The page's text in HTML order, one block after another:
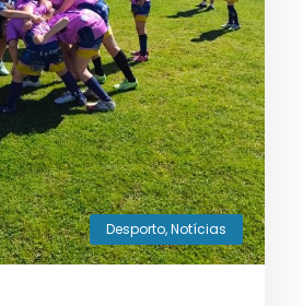
Desporto,Notícias